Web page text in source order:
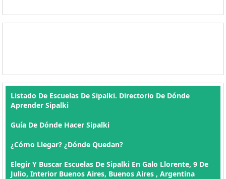
Listado De Escuelas De Sipalki. Directorio De Dónde
Aprender Sipalki
Guía De Dónde Hacer Sipalki
¿Cómo Llegar? ¿Dónde Quedan?
Elegir Y Buscar Escuelas De Sipalki En Galo Llorente, 9 De
Julio, Interior Buenos Aires, Buenos Aires , Argentina